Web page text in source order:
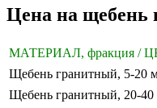
Цена на
МАТЕРИАЛ, фракция /
Щебень гранитный, 5-20
Щебень гранитный, 20-